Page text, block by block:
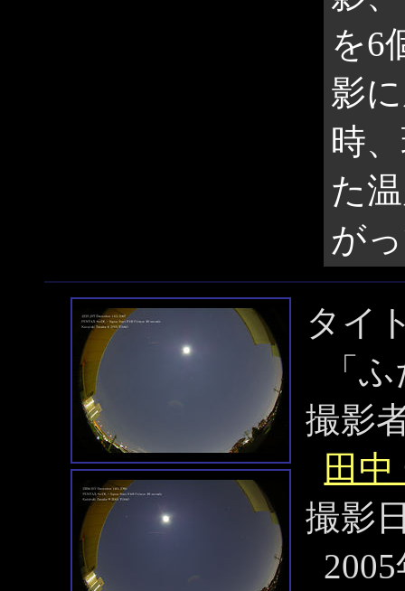
を6
影
時
た
が
タイ
「
撮影
田
撮影